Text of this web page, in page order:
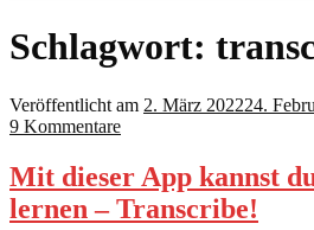
Schlagwort:
Veröffentlicht am 2. März 202224.
9 Kommentare
Mit dieser App kannst
lernen – Transcribe!